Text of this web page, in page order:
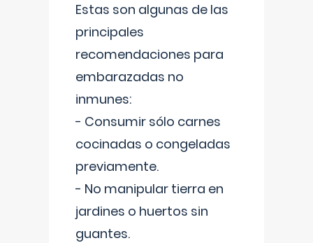
Estas son algunas de las
principales
recomendaciones para
embarazadas no
inmunes:
- Consumir sólo carnes
cocinadas o congeladas
previamente.
- No manipular tierra en
jardines o huertos sin
guantes.